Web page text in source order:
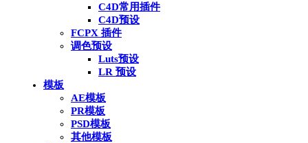
C4D常用插件
C4D预设
FCPX 插件
调色预设
Luts预设
LR 预设
模板
AE模板
PR模板
PSD模板
其他模板